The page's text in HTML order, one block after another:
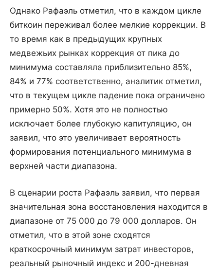
Однако Рафаэль отметил, что в каждом цикле
биткоин переживал более мелкие коррекции. В
то время как в предыдущих крупных
медвежьих рынках коррекция от пика до
минимума составляла приблизительно 85%,
84% и 77% соответственно, аналитик отметил,
что в текущем цикле падение пока ограничено
примерно 50%. Хотя это не полностью
исключает более глубокую капитуляцию, он
заявил, что это увеличивает вероятность
формирования потенциального минимума в
верхней части диапазона.
В сценарии роста Рафаэль заявил, что первая
значительная зона восстановления находится в
диапазоне от 75 000 до 79 000 долларов. Он
отметил, что в этой зоне сходятся
краткосрочный минимум затрат инвесторов,
реальный рыночный индекс и 200-дневная